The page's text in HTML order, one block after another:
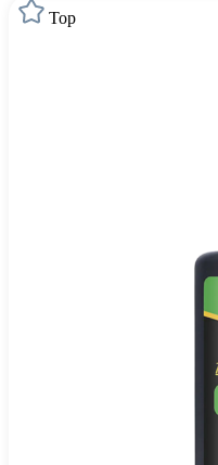
Top